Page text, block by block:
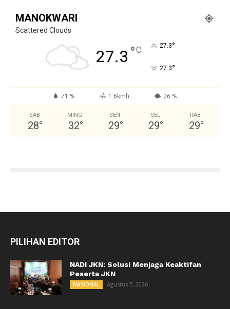
MANOKWARI
Scattered Clouds
27.3 °C 27.3°
27.3°
71 % 1.6kmh 26 %
SAB
28°
MING
32°
SEN
29°
SEL
29°
RAB
29°
PILIHAN EDITOR
NADI JKN: Solusi Menjaga Keaktifan
Peserta JKN
NASIONAL Agustus 7, 2026